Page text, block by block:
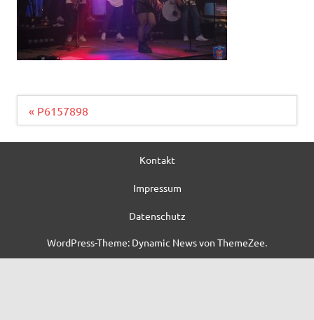
Beitragsnavigation
« P6157898
Kontakt
Impressum
Datenschutz
WordPress-Theme: Dynamic News von ThemeZee.